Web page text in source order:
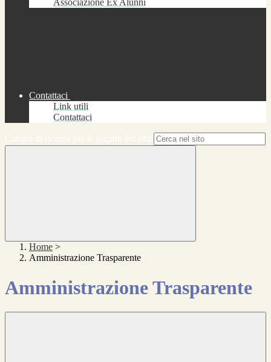
Associazione Ex Alunni
Contattaci
Link utili
Contattaci
Home >
Amministrazione Trasparente
Amministrazione Trasparente